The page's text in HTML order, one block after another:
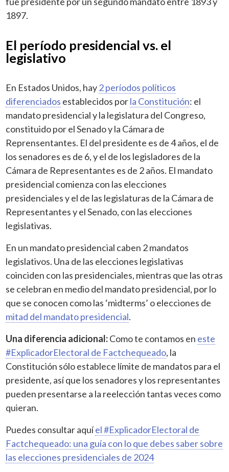
1897.
El período presidencial vs. el
legislativo
En Estados Unidos, hay2 períodos políticos
diferenciados establecidos porla Constitución: el
mandato presidencial y la legislatura del Congreso,
constituido por el Senado y la Cámara de
Reprensentantes. El del presidente es de 4 años, el de
los senadores es de 6, y el de los legisladores de la
Cámara de Representantes es de 2 años. El mandato
presidencial comienza con las elecciones
presidenciales y el de las legislaturas de la Cámara de
Representantes y el Senado, con las elecciones
legislativas.
En un mandato presidencial caben 2 mandatos
legislativos. Una de las elecciones legislativas
coinciden con las presidenciales, mientras que las otras
se celebran en medio del mandato presidencial, por lo
que se conocen como las ‘midterms’ o elecciones de
mitad del mandato presidencial.
Una diferencia adicional:Como te contamos en este
#ExplicadorElectoral de Factchequeado, la
Constitución sólo establece límite de mandatos para el
presidente, así que los senadores y los representantes
pueden presentarse a la reelección tantas veces como
quieran.
Puedes consultar aquíel #ExplicadorElectoral de
Factchequeado: una guía con lo que debes saber sobre
las elecciones presidenciales de 2024